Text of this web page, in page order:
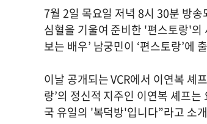
7월 2일 목요일 저녁 8시 30분 방송
심혈을 기울여 준비한 '편스토랑'의
보는 배우’ 남궁민이 ‘편스토랑’에
이날 공개되는 VCR에서 이연복 셰
랑’의 정신적 지주인 이연복 셰프
국 유일의 '복덕방'입니다”라고 소